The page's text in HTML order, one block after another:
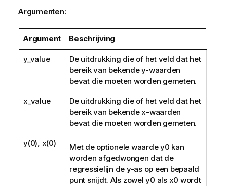
Argumenten:
Argument Beschrijving
y_value
De uitdrukking die of het veld dat het
bereik van bekendey-waarden
bevat die moeten worden gemeten.
x_value
De uitdrukking die of het veld dat het
bereik van bekende x-waarden
bevat die moeten worden gemeten.
y(0), x(0) Met de optionele waardey0 kan
worden afgedwongen dat de
regressielijn de y-as op een bepaald
punt snijdt. Als zowely0 als x0 wordt